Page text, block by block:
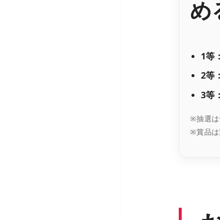
め
1等
2等
3等
※抽選は
※賞品は